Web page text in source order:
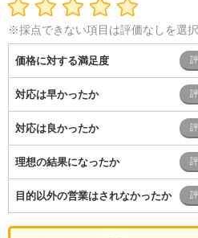
※採点できない項目は評価なしを選
価格に対する満足度
対応は早かったか
対応は良かったか
理想の結果になったか
目的以外の営業はされなかったか